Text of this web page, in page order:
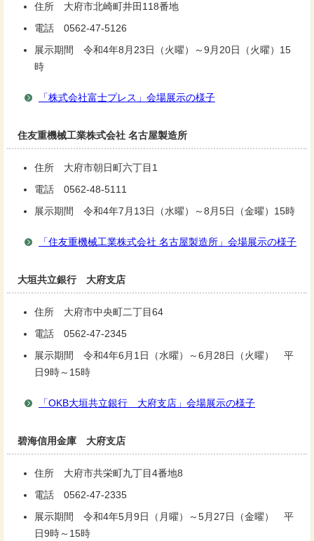
住所 大府市北崎町井田118番地
電話 0562-47-5126
展示期間 令和4年8月23日（火曜）～9月20日（火曜）15
時
「株式会社富士プレス」会場展示の様子
住友重機械工業株式会社 名古屋製造所
住所 大府市朝日町六丁目1
電話 0562-48-5111
展示期間 令和4年7月13日（水曜）～8月5日（金曜）15時
「住友重機械工業株式会社 名古屋製造所」会場展示の様子
大垣共立銀行 大府支店
住所 大府市中央町二丁目64
電話 0562-47-2345
展示期間 令和4年6月1日（水曜）～6月28日（火曜） 平
日9時～15時
「OKB大垣共立銀行 大府支店」会場展示の様子
碧海信用金庫 大府支店
住所 大府市共栄町九丁目4番地8
電話 0562-47-2335
展示期間 令和4年5月9日（月曜）～5月27日（金曜） 平
日9時～15時